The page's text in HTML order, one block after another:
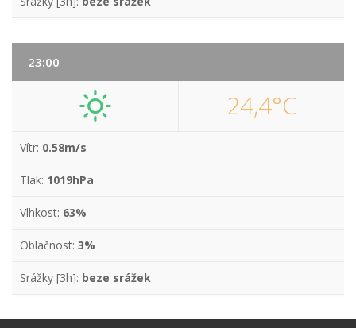
23:00
24,4°C
Vítr: 0.58m/s
Tlak: 1019hPa
Vlhkost: 63%
Oblačnost: 3%
Srážky [3h]: beze srážek